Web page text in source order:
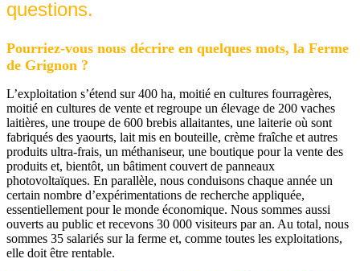
questions.
Pourriez-vous nous décrire en quelques mots, la Ferme
de Grignon ?
L’exploitation s’étend sur 400 ha, moitié en cultures fourragères,
moitié en cultures de vente et regroupe un élevage de 200 vaches
laitières, une troupe de 600 brebis allaitantes, une laiterie où sont
fabriqués des yaourts, lait mis en bouteille, crème fraîche et autres
produits ultra-frais, un méthaniseur, une boutique pour la vente des
produits et, bientôt, un bâtiment couvert de panneaux
photovoltaïques. En parallèle, nous conduisons chaque année un
certain nombre d’expérimentations de recherche appliquée,
essentiellement pour le monde économique. Nous sommes aussi
ouverts au public et recevons 30 000 visiteurs par an. Au total, nous
sommes 35 salariés sur la ferme et, comme toutes les exploitations,
elle doit être rentable.